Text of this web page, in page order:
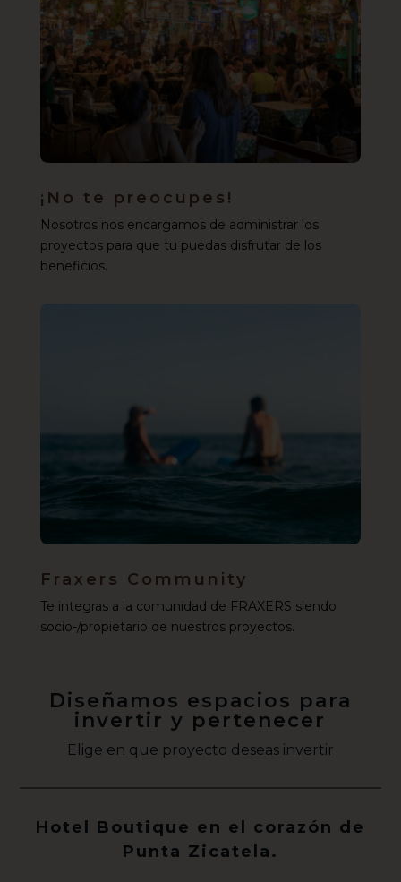
¡No te preocupes!
Nosotros nos encargamos de administrar los
proyectos para que tu puedas disfrutar de los
beneficios.
Fraxers Community
Te integras a la comunidad de FRAXERS siendo
socio-/propietario de nuestros proyectos.
Diseñamos espacios para
invertir y pertenecer
Elige en que proyecto deseas invertir
Hotel Boutique en el corazón de
Punta Zicatela.